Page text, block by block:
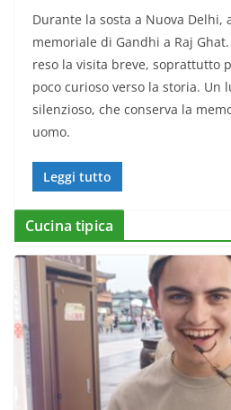
Durante la sosta a Nuova Delhi,
memoriale di Gandhi a Raj
reso la visita breve, soprattutto
poco curioso verso la storia. Un
silenzioso, che conserva la
uomo.
Leggi tutto
Cucina tipica